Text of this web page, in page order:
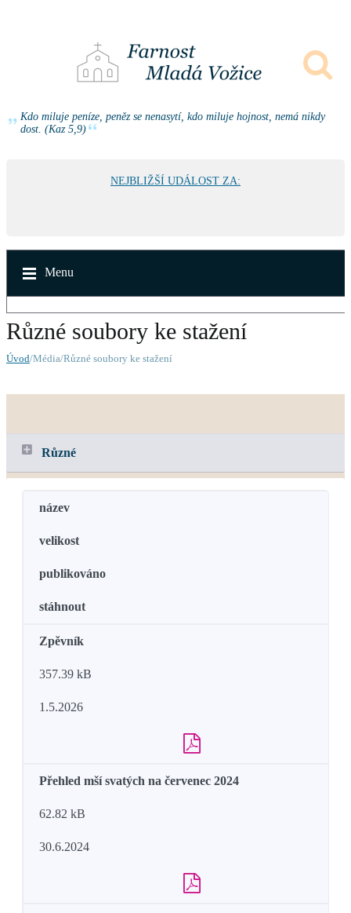
Kdo miluje peníze, peněz se nenasytí, kdo miluje hojnost, nemá nikdy
dost. (Kaz 5,9)
NEJBLIŽŠÍ UDÁLOST ZA:
Menu
Různé soubory ke stažení
Úvod/Média/Různé soubory ke stažení
Různé
název
velikost
publikováno
stáhnout
Zpěvník
357.39 kB
1.5.2026
Přehled mší svatých na červenec 2024
62.82 kB
30.6.2024